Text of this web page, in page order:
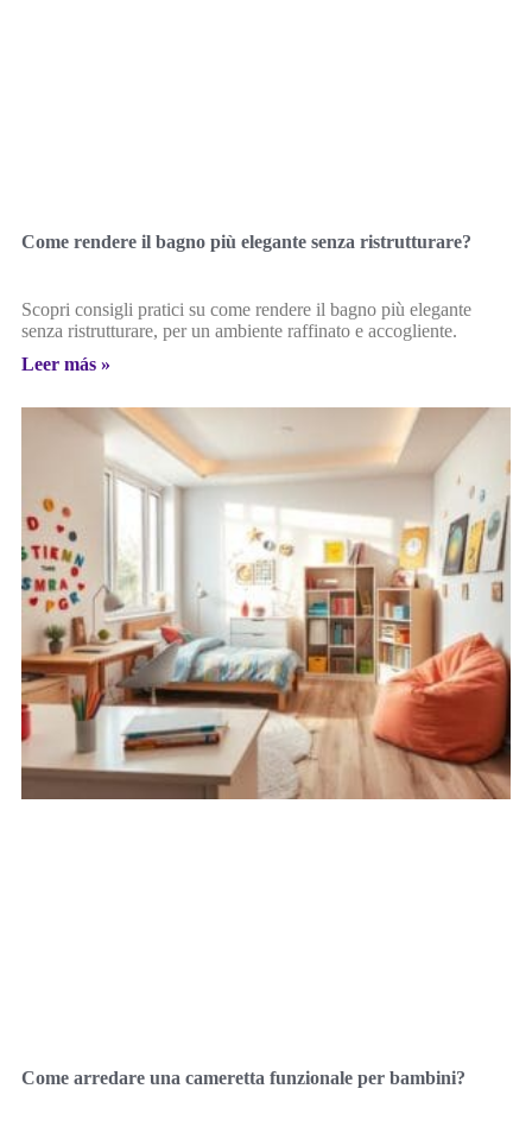
Come rendere il bagno più elegante senza ristrutturare?
Scopri consigli pratici su come rendere il bagno più elegante
senza ristrutturare, per un ambiente raffinato e accogliente.
Leer más »
Come arredare una cameretta funzionale per bambini?